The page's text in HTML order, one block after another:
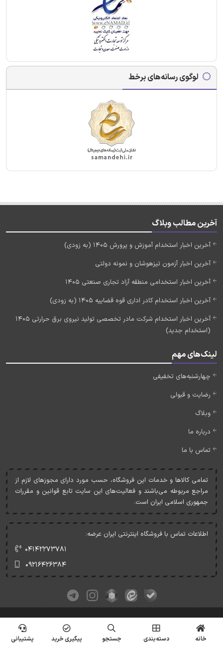
لوگوی رسانه‌های برخط
آخرین مطالب وبلاگ
آخرین اخبار استخدام آموزش و پرورش 1405 (به زودی)
آخرین اخبار آزمون تیزهوشان و نمونه دولتی
آخرین اخبار استخدامی منطقه آزاد تجاری صنعتی 1405
آخرین اخبار استخدام کادر اداری قوه قضاییه 1405 (به زودی)
آخرین اخبار استخدام شرکت مادر تخصصی تولید نیروی برق حرارتی 1405
(استخدام جدید)
لینک‌های مهم
چهارشنبه‌های تخفیفی
رضایت و قبولی
وبلاگ
درباره ما
تماس با ما
تمامی کالاها و خدمات اين فروشگاه، حسب مورد دارای مجوزهای لازم از
مراجع مربوطه می‌باشند و فعاليت‌های اين سايت تابع قوانين و مقررات
جمهوری اسلامی ايران است.
اطلاعات تماس با فروشگاه اینترنتی ایران عرضه:
۰۴۱۴۲۲۷۳۷۸۱
۰۹۲۱۶۴۲۶۳۸۴
کلیه حقوق این وبسایت متعلق به ایران عرضه می‌باشد.
© Copyrights - IranArze.ir - 1405
خانه دسته‌بندی جستجو پیگیری خرید پشتیبانی